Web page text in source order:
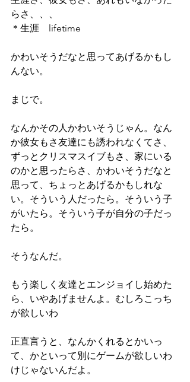
らさ、、、
＊生涯　lifetime
かわいそうだなと思ってあげるかもし
んない。
まじで。
なんかその人かわいそうじゃん。なん
か彼女もさ友達にも誘われなくてさ、
ずっとクリスマスイブもさ、家にいる
のかと思ったらさ、かわいそうだなと
思って、ちょっとあげるかもしれな
い。そういう人だったら。そういう子
がいたら。そういう子が自分の子だっ
たら。
そうなんだ。
もう楽しく友達とエンジョイし始めた
ら、いやあげませんよ。むしろこっち
が欲しいわ
正直言うと、なんかくれるとかいっ
て、かといって別にゲームが欲しいわ
けじゃないんだよ。